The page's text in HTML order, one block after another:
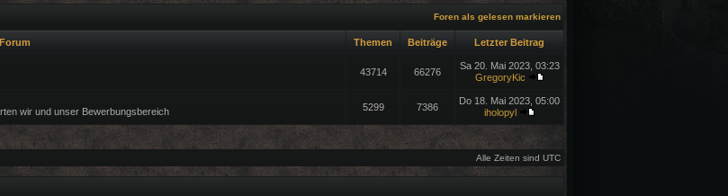
Foren als gelesen markieren
Forum Themen Beiträge Letzter Beitrag
43714 66276
Sa 20. Mai 2023, 03:23
GregoryKic
wir und unser Bewerbungsbereich 5299 7386
Do 18. Mai 2023, 05:00
iholopyl
Alle Zeiten sind UTC